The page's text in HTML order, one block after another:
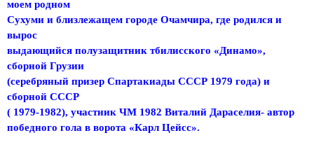
моем родном
Сухуми и близлежащем городе Очамчира, где родился и
вырос
выдающийся полузащитник тбилисского «Динамо»,
сборной Грузии
(серебряный призер Спартакиады СССР 1979 года) и
сборной СССР
( 1979-1982), участник ЧМ 1982 Виталий Дараселия- автор
победного гола в ворота «Карл Цейсс».